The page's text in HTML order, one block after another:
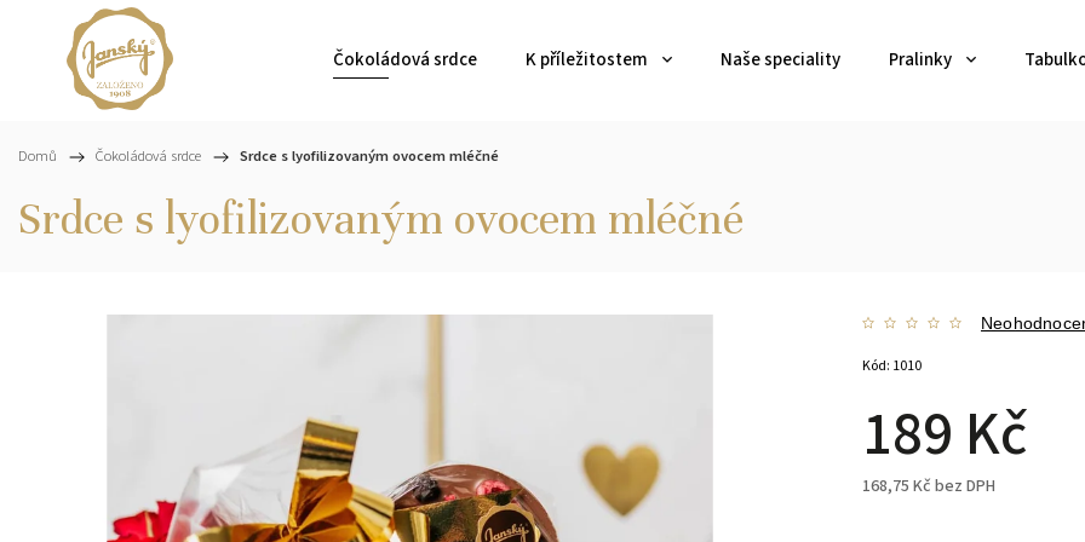
Čokoládová srdce K příležitostem Naše speciality Pralinky
Domů / Čokoládová srdce / Srdce s lyofilizovaným ovocem mléčné
Srdce s lyofilizovaným ovocem mléčné
189 Kč
168,75 Kč bez DPH
Kód: 1010